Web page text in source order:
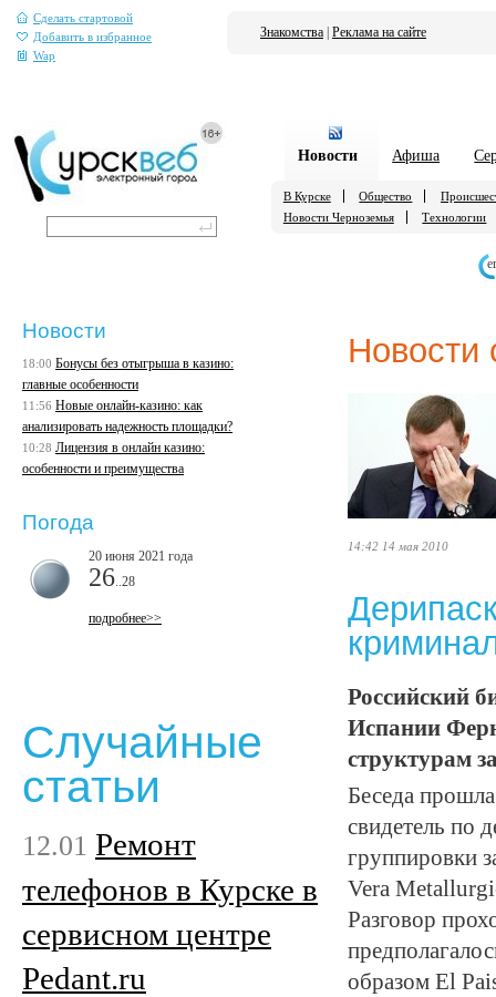
Сделать стартовой
Добавить в избранное
Wap
Знакомства Реклама на сайте
Новости Афиша
В Курске Общество
Новости Черноземья
Технологии
Новости
14:42 14 мая 2010
Российский
Испании
структурам
Беседа
свидетель по
группировки
Vera
Разговор
образом El
Новости
18:00 Бонусы без отыгрыша в казино:
главные особенности
11:56 Новые онлайн-казино: как
анализировать надежность площадки?
10:28 Лицензия в онлайн казино:
особенности и преимущества
Погода
20 июня 2021 года
26 ..28
подробнее>>
Случайные
статьи
12.01 Ремонт
телефонов в Курске в
сервисном центре
Pedant.ru